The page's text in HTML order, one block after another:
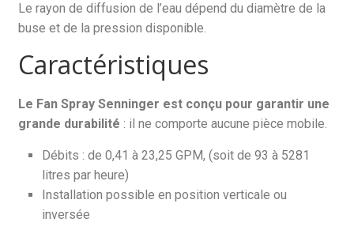
Le rayon de diffusion de l’eau dépend du diamètre de la
buse et de la pression disponible.
Caractéristiques
Le Fan Spray Senninger est conçu pour garantir une
grande durabilité: il ne comporte aucune pièce mobile.
Débits : de 0,41 à 23,25 GPM, (soit de 93 à 5281
litres par heure)
Installation possible en position verticale ou
inversée